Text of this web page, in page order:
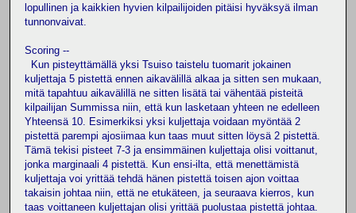
lopullinen ja kaikkien hyvien kilpailijoiden pitäisi hyväksyä ilman
tunnonvaivat.
Scoring --
Kun pisteyttämällä yksi Tsuiso taistelu tuomarit jokainen
kuljettaja 5 pistettä ennen aikavälillä alkaa ja sitten sen mukaan,
mitä tapahtuu aikavälillä ne sitten lisätä tai vähentää pisteitä
kilpailijan Summissa niin, että kun lasketaan yhteen ne edelleen
Yhteensä 10. Esimerkiksi yksi kuljettaja voidaan myöntää 2
pistettä parempi ajosiimaa kun taas muut sitten löysä 2 pistettä.
Tämä tekisi pisteet 7-3 ja ensimmäinen kuljettaja olisi voittanut,
jonka marginaali 4 pistettä. Kun ensi-ilta, että menettämistä
kuljettaja voi yrittää tehdä hänen pistettä toisen ajon voittaa
takaisin johtaa niin, että ne etukäteen, ja seuraava kierros, kun
taas voittaneen kuljettajan olisi yrittää puolustaa pistettä johtaa.